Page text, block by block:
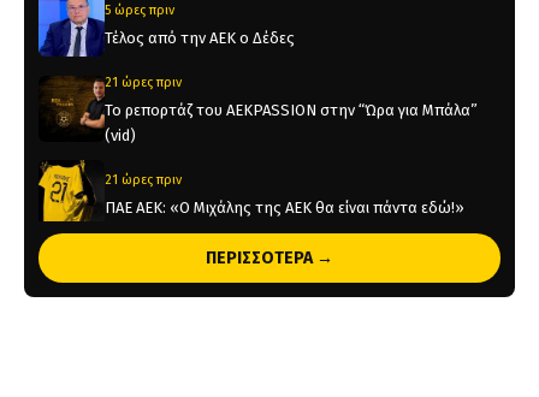
5 ώρες πριν
Τέλος από την ΑΕΚ ο Δέδες
21 ώρες πριν
Το ρεπορτάζ του AEKPASSION στην “Ώρα για Μπάλα”
(vid)
21 ώρες πριν
ΠΑΕ ΑΕΚ: «Ο Μιχάλης της ΑΕΚ θα είναι πάντα εδώ!»
KAE AEK: «Μιχάλης Κατσούρης – Πάντα, Παντού,
ΠΕΡΙΣΣΟΤΕΡΑ →